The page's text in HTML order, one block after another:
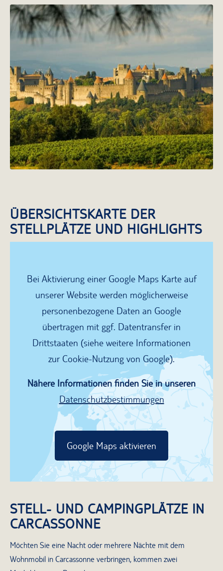
Blick auf die mittelalterliche Burg
Carcassone
ÜBERSICHTSKARTE DER
STELLPLÄTZE UND HIGHLIGHTS
Bei Aktivierung einer Google Maps Karte auf
unserer Website werden möglicherweise
personenbezogene Daten an Google
übertragen mit ggf. Datentransfer in
Drittstaaten (siehe weitere Informationen
zur Cookie-Nutzung von Google).
Nähere Informationen finden Sie in unseren
Datenschutzbestimmungen
Google Maps aktivieren
STELL- UND CAMPINGPLÄTZE IN
CARCASSONNE
Möchten Sie eine Nacht oder mehrere Nächte mit dem
Wohnmobil in Carcassonne verbringen, kommen zwei